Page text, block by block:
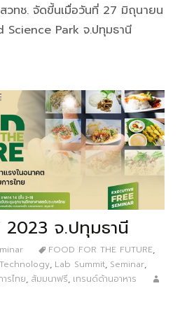
วทช. จัดขี้นเมื่อวันที่ 27 มิถุนายน
Park จ.ปทุมธานี
2023 จ.ปทุมธานี
FOOD FOR THE FUTURE,
, Lab Summit, Seminar,
รไทย, สัมมนาฟรี, เทรนด์ด้านอาหาร